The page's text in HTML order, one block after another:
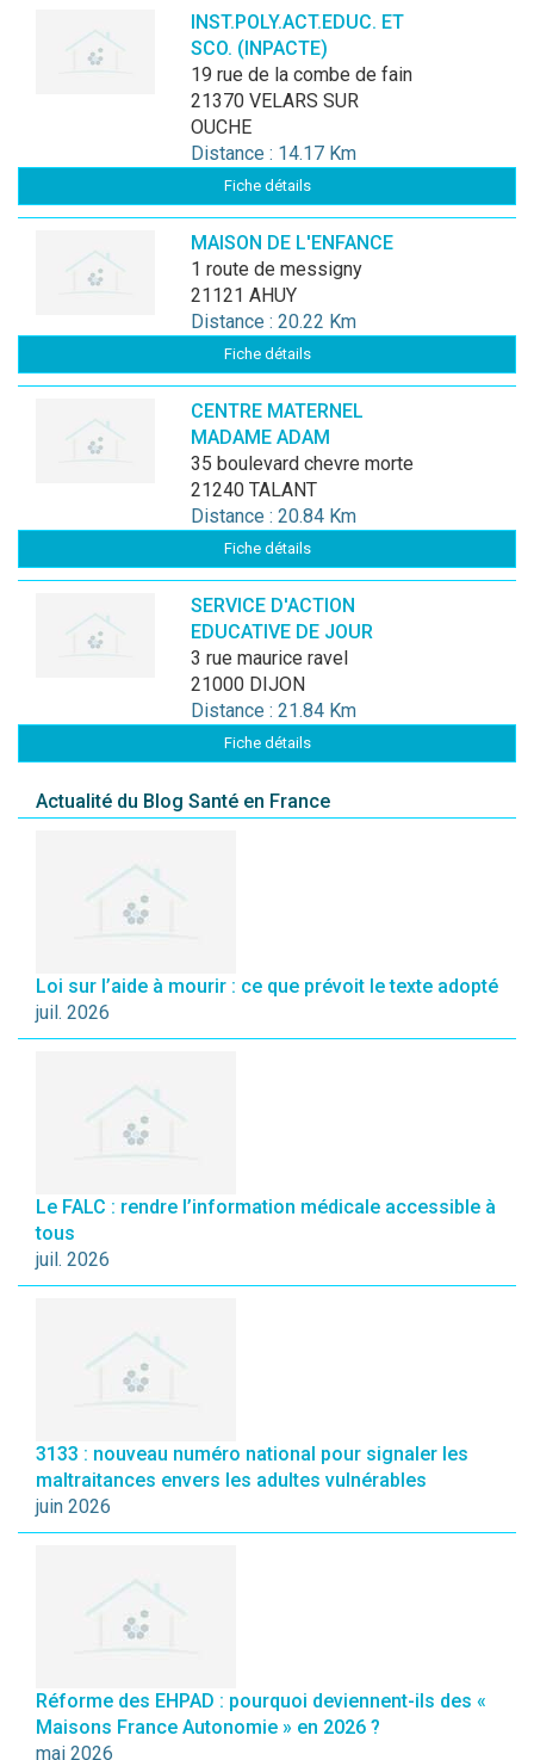
INST.POLY.ACT.EDUC. ET
SCO. (INPACTE)
19 rue de la combe de fain
21370 VELARS SUR
OUCHE
Distance : 14.17 Km
Fiche détails
MAISON DE L'ENFANCE
1 route de messigny
21121 AHUY
Distance : 20.22 Km
Fiche détails
CENTRE MATERNEL
MADAME ADAM
35 boulevard chevre morte
21240 TALANT
Distance : 20.84 Km
Fiche détails
SERVICE D'ACTION
EDUCATIVE DE JOUR
3 rue maurice ravel
21000 DIJON
Distance : 21.84 Km
Fiche détails
Actualité du Blog Santé en France
Loi sur l’aide à mourir : ce que prévoit le texte adopté
juil. 2026
Le FALC : rendre l’information médicale accessible à
tous
juil. 2026
3133 : nouveau numéro national pour signaler les
maltraitances envers les adultes vulnérables
juin 2026
Réforme des EHPAD : pourquoi deviennent-ils des «
Maisons France Autonomie » en 2026 ?
mai 2026